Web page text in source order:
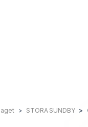
STORA SUNDBY